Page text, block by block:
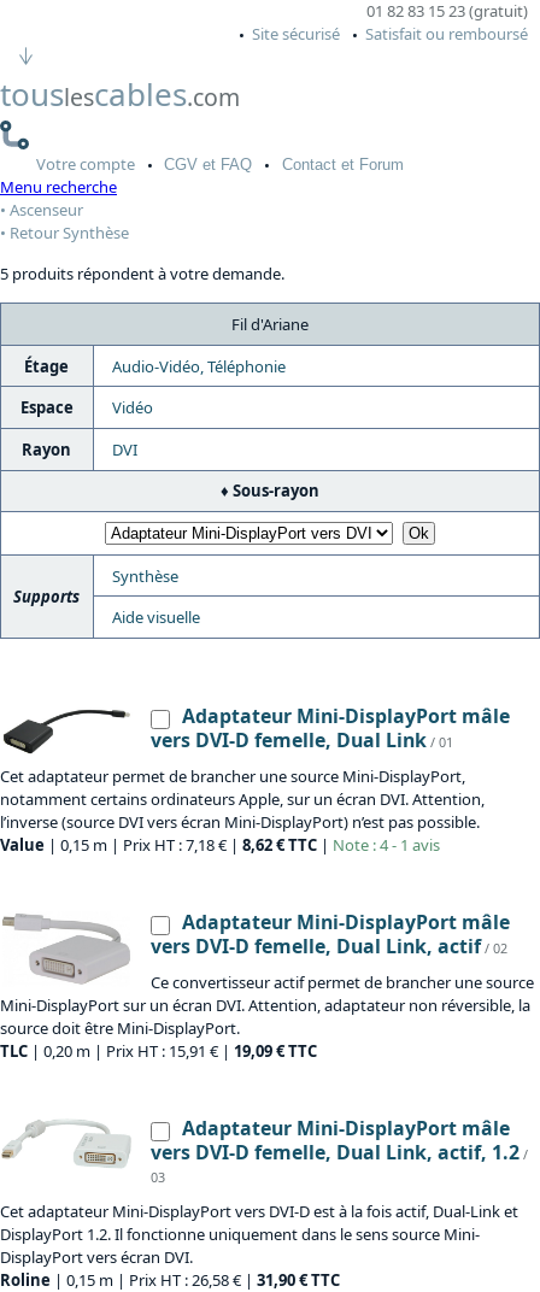
01 82 83 15 23 (gratuit)
Site sécurisé
Satisfait ou remboursé
touslescables.com
Votrecompte CGV et FAQ Contactet Forum
Menu recherche
Ascenseur
Retour Synthèse
5 produits répondent à votre demande.
Fil d'Ariane
Étage
Audio-Vidéo, Téléphonie
Espace
Vidéo
Rayon
DVI
Sous-rayon
Supports
Synthèse
Aide visuelle
Adaptateur Mini-DisplayPort mâle
vers DVI-D femelle, Dual Link / 01
Cet adaptateur permet de brancher une source Mini-DisplayPort,
notamment certains ordinateurs Apple, sur un écran DVI. Attention,
l’inverse (source DVI vers écran Mini-DisplayPort) n’est pas possible.
Value | 0,15 m | Prix HT : 7,18 € | 8,62 € TTC | Note : 4 - 1 avis
Adaptateur Mini-DisplayPort mâle
vers DVI-D femelle, Dual Link, actif / 02
Ce convertisseur actif permet de brancher une source
Mini-DisplayPort sur un écran DVI. Attention, adaptateur non réversible, la
source doit être Mini-DisplayPort.
TLC | 0,20 m | Prix HT : 15,91 € | 19,09 € TTC
Adaptateur Mini-DisplayPort mâle
vers DVI-D femelle, Dual Link, actif, 1.2 /
03
Cet adaptateur Mini-DisplayPort vers DVI-D est à la fois actif, Dual-Link et
DisplayPort 1.2. Il fonctionne uniquement dans le sens source Mini-
DisplayPort vers écran DVI.
Roline | 0,15 m | Prix HT : 26,58 € | 31,90 € TTC